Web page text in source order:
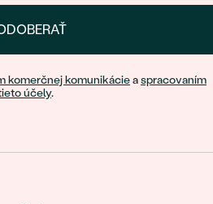
komerčnej komunikácieaspracovaním
účely.